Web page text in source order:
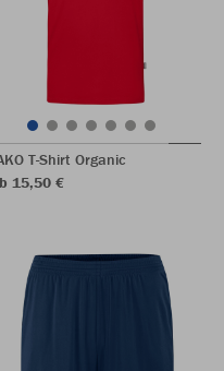
T-Shirt Organic
15,50 €